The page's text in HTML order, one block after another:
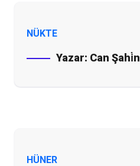
NÜKTE
Yazar: Can Şahi̇n
HÜNER